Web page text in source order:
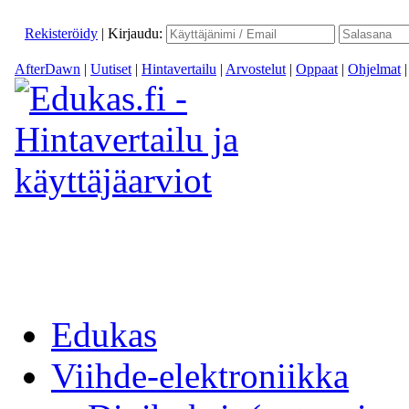
Rekisteröidy | Kirjaudu:
AfterDawn | Uutiset | Hintavertailu | Arvostelut | Oppaat | Ohjelmat
Edukas
Viihde-elektroniikka